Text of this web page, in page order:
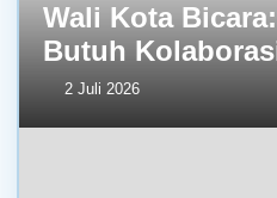
Wali Kota
Butuh
2 Juli 2026